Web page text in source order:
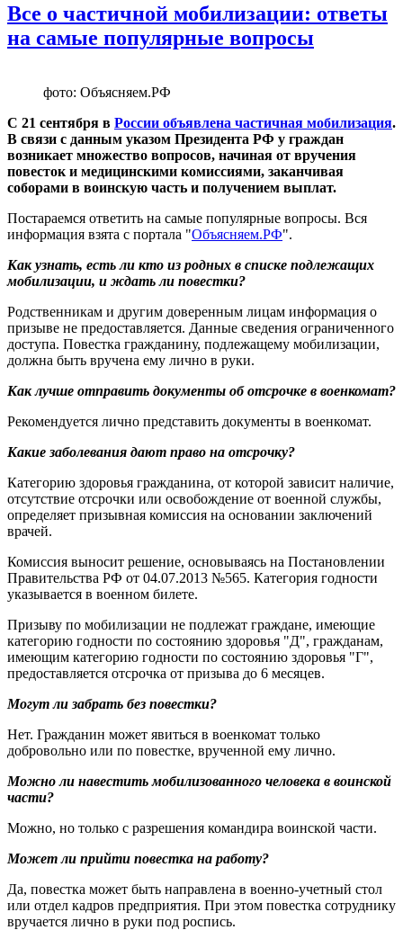
Все о частичной мобилизации: ответы
на самые популярные вопросы
фото: Объясняем.РФ
С 21 сентября в России объявлена частичная мобилизация.
В связи с данным указом Президента РФ у граждан
возникает множество вопросов, начиная от вручения
повесток и медицинскими комиссиями, заканчивая
соборами в воинскую часть и получением выплат.
Постараемся ответить на самые популярные вопросы. Вся
информация взята с портала "Объясняем.РФ".
Как узнать, есть ли кто из родных в списке подлежащих
мобилизации, и ждать ли повестки?
Родственникам и другим доверенным лицам информация о
призыве не предоставляется. Данные сведения ограниченного
доступа. Повестка гражданину, подлежащему мобилизации,
должна быть вручена ему лично в руки.
Как лучше отправить документы об отсрочке в военкомат?
Рекомендуется лично представить документы в военкомат.
Какие заболевания дают право на отсрочку?
Категорию здоровья гражданина, от которой зависит наличие,
отсутствие отсрочки или освобождение от военной службы,
определяет призывная комиссия на основании заключений
врачей.
Комиссия выносит решение, основываясь на Постановлении
Правительства РФ от 04.07.2013 №565. Категория годности
указывается в военном билете.
Призыву по мобилизации не подлежат граждане, имеющие
категорию годности по состоянию здоровья "Д", гражданам,
имеющим категорию годности по состоянию здоровья "Г",
предоставляется отсрочка от призыва до 6 месяцев.
Могут ли забрать без повестки?
Нет. Гражданин может явиться в военкомат только
добровольно или по повестке, врученной ему лично.
Можно ли навестить мобилизованного человека в воинской
части?
Можно, но только с разрешения командира воинской части.
Может ли прийти повестка на работу?
Да, повестка может быть направлена в военно-учетный стол
или отдел кадров предприятия. При этом повестка сотруднику
вручается лично в руки под роспись.